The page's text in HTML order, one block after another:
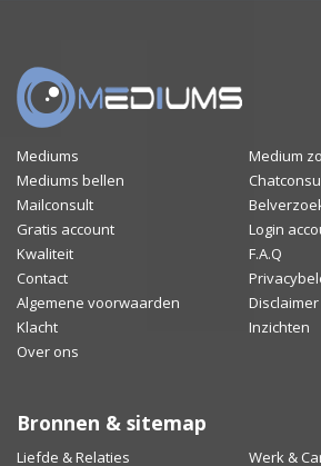
Mediums
Medium
Mediums bellen
Mailconsult
Gratis account
Login
Kwaliteit
F.A.Q
Contact
Algemene voorwaarden
Disclaimer
Klacht
Inzichten
Over ons
Bronnen & sitemap
Liefde & Relaties Werk &